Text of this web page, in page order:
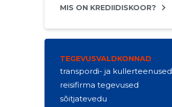
MIS ON KREDIIDISKOOR?
TEGEVUSVALDKONNAD
transpordi- ja kullerteenused
reisifirma tegevused
sõitjatevedu